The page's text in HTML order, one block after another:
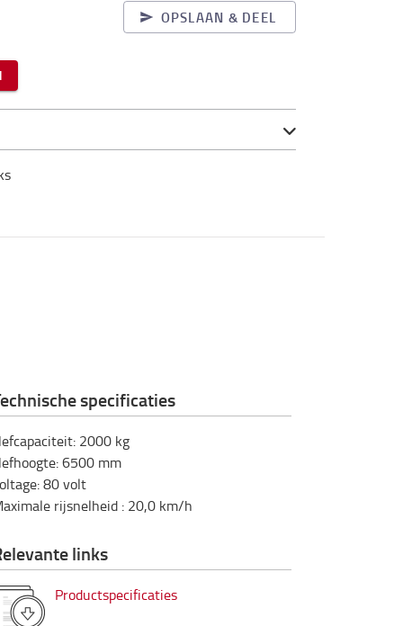
OPSLAAN & DEEL
specificaties
: 2000 kg
:6500 mm
:80volt
rijsnelheid : 20,0 km/h
links
Productspecificaties